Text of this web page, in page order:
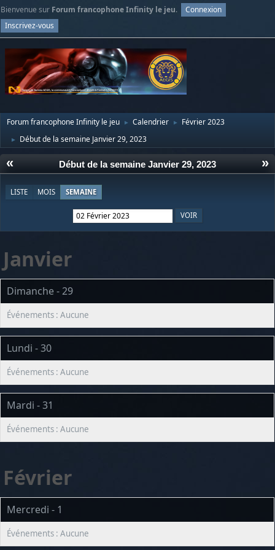
Bienvenue sur Forum francophone Infinity le jeu.
Connexion
Inscrivez-vous
Forum francophone Infinity le jeu ► Calendrier ► Février 2023
► Début de la semaine Janvier 29, 2023
« »
Début de la semaine Janvier 29, 2023
LISTE MOIS SEMAINE
Janvier
Dimanche - 29
Lundi - 30
Mardi - 31
Février
Mercredi - 1